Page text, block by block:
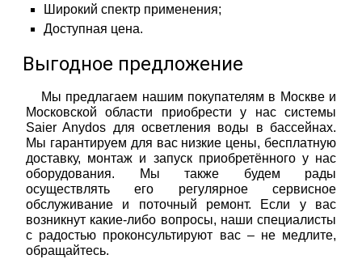
Широкий спектр применения;
Доступная цена.
Выгодное предложение
Мы предлагаем нашим покупателям в Москве и
Московской области приобрести у нас системы
Saier Anydos для осветления воды в бассейнах.
Мы гарантируем для вас низкие цены, бесплатную
доставку, монтаж и запуск приобретённого у нас
оборудования. Мы также будем рады
осуществлять его регулярное сервисное
обслуживание и поточный ремонт. Если у вас
возникнут какие-либо вопросы, наши специалисты
с радостью проконсультируют вас – не медлите,
обращайтесь.